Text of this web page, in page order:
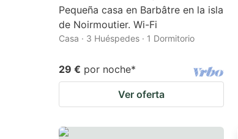
Pequeña casa en Barbâtre en la isla
de Noirmoutier. Wi-Fi
Casa · 3 Huéspedes · 1 Dormitorio
29 € por noche*
Ver oferta